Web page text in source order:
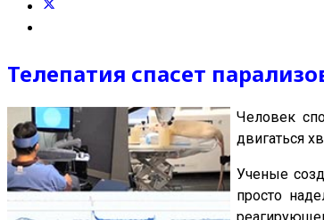
Телепатия спасет
Человек
двигаться
Ученые
просто